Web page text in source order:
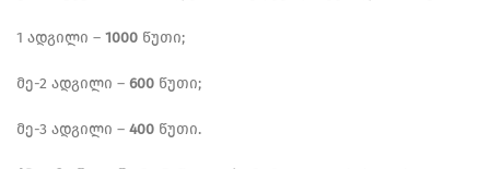
1 ადგილი – 1000 წუთი;
მე-2 ადგილი – 600 წუთი;
მე-3 ადგილი – 400 წუთი.